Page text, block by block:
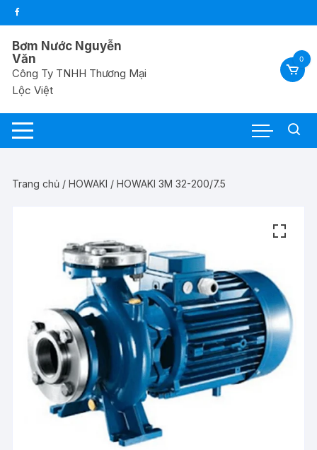
Chuyển
tới
nội
dung
Bơm Nước Nguyễn
Văn
Công Ty TNHH Thương Mại
Lộc Việt
0
Trang chủ /HOWAKI / HOWAKI 3M 32-200/7.5